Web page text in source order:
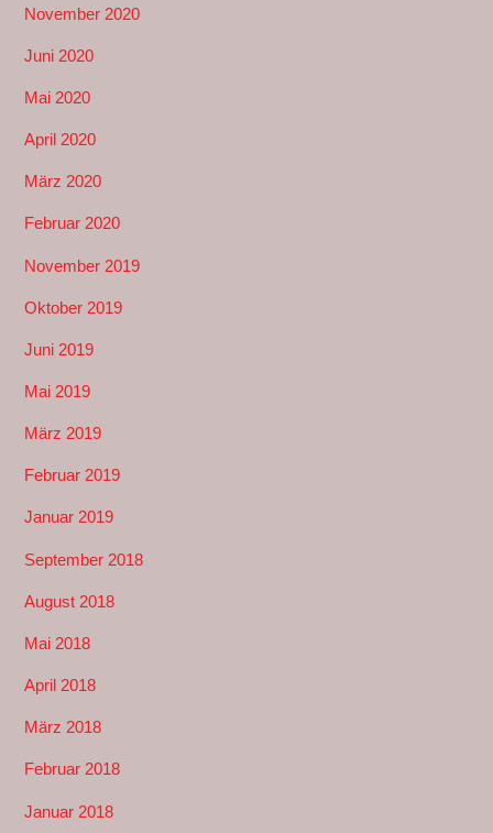
November 2020
Juni 2020
Mai 2020
April 2020
März 2020
Februar 2020
November 2019
Oktober 2019
Juni 2019
Mai 2019
März 2019
Februar 2019
Januar 2019
September 2018
August 2018
Mai 2018
April 2018
März 2018
Februar 2018
Januar 2018